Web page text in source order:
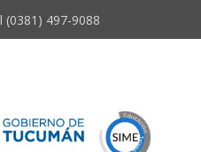
(0381) ​497-9088